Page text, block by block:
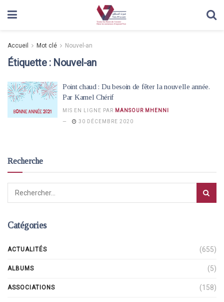
Accueil Mot clé Nouvel-an
Étiquette : Nouvel-an
Point chaud : Du besoin de fêter la nouvelle année.
Par Kamel Chérif
MIS EN LIGNE PAR MANSOUR MHENNI
30 DÉCEMBRE 2020
Recherche
Catégories
ACTUALITÉS (655)
ALBUMS (5)
ASSOCIATIONS (158)